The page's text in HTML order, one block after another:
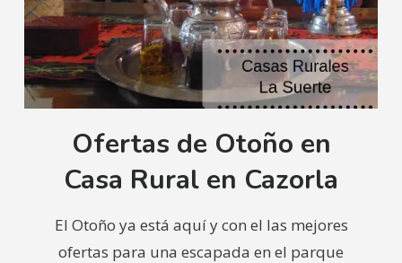
Ofertas de Otoño en
Casa Rural en Cazorla
El Otoño ya está aquí y con el las mejores
ofertas para una escapada en el parque